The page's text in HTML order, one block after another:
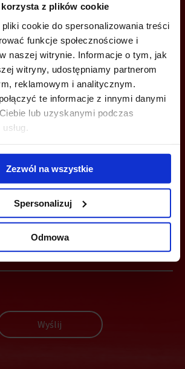
z plików cookie
cookie do spersonalizowania treści
funkcje społecznościowe i
naszej witrynie. Informacje o tym, jak
witryny, udostępniamy partnerom
reklamowym i analitycznym.
te informacje z innymi danymi
lub uzyskanymi podczas
Zezwól na wszystkie
Spersonalizuj
Odmowa
Wysocka
+48 664 026 338
a.wysocka@jll.com
Lewandowska
+48 664 025 670
SWÓJ NUMER, A MY SKONTAKTUJEMY SIĘ
Wyślij